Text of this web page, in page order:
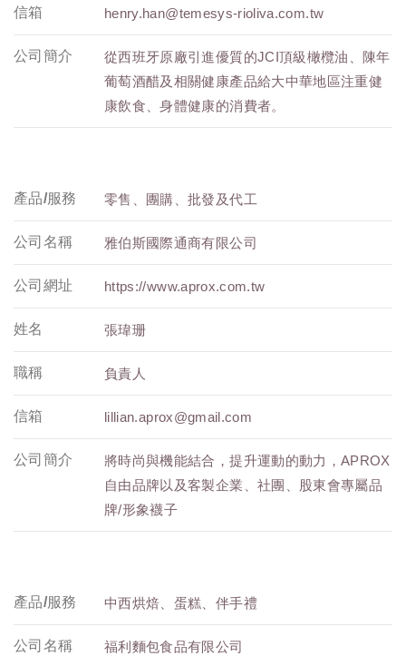
公司簡介
從西班牙原廠引進優質的JCI頂級橄欖油、陳年
葡萄酒醋及相關健康產品給大中華地區注重健
康飲食、身體健康的消費者。
信箱 henry.han@temesys-rioliva.com.tw
公司簡介
將時尚與機能結合，提升運動的動力，APROX
自由品牌以及客製企業、社團、股東會專屬品
牌/形象襪子
產品/服務 零售、團購、批發及代工
姓名 張瑋珊
職稱 負責人
信箱 lillian.aprox@gmail.com
公司名稱 雅伯斯國際通商有限公司
公司網址 https://www.aprox.com.tw
產品/服務 中西烘焙、蛋糕、伴手禮
公司名稱 福利麵包食品有限公司